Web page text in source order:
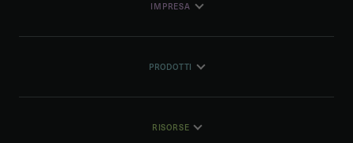
IMPRESA
PRODOTTI
RISORSE